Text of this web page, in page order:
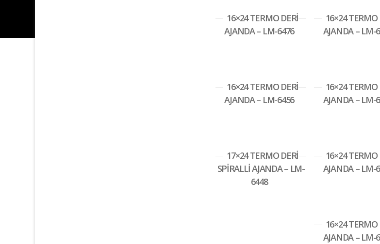
16×24 TERMO DERİ
AJANDA – LM-6476
16×24 TERMO
AJANDA – LM-
16×24 TERMO DERİ
AJANDA – LM-6456
16×24 TERMO
AJANDA – LM-
17×24 TERMO DERİ
SPİRALLİ AJANDA – LM-
6448
16×24 TERMO
AJANDA – LM-
16×24 TERMO
AJANDA – LM-